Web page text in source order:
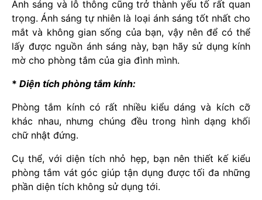
Ánh sáng và lỗ thông cũng trở thành yếu tố rất quan
trọng. Ánh sáng tự nhiên là loại ánh sáng tốt nhất cho
mắt và không gian sống của bạn, vậy nên để có thể
lấy được nguồn ánh sáng này, bạn hãy sử dụng kính
mờ cho phòng tắm của gia đình mình.
* Diện tích phòng tắm kính:
Phòng tắm kính có rất nhiều kiểu dáng và kích cỡ
khác nhau, nhưng chúng đều trong hình dạng khối
chữ nhật đứng.
Cụ thể, với diện tích nhỏ hẹp, bạn nên thiết kế kiểu
phòng tắm vát góc giúp tận dụng được tối đa những
phần diện tích không sử dụng tới.